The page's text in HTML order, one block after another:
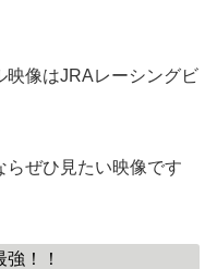
映像はJRAレーシングビ
らぜひ見たい映像です
！！